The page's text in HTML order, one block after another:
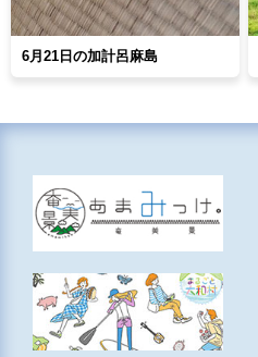
6月21日の加計呂麻島